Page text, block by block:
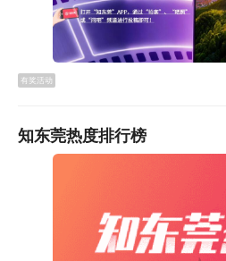
有奖活动
知东莞热度排行榜